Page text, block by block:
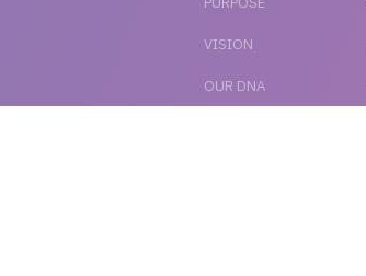
PURPOSE
VISION
OUR DNA